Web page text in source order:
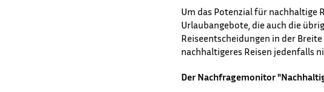
Um das Potenzial für nachhaltige
Urlaubangebote, die auch die
Reiseentscheidungen in der
nachhaltigeres Reisen jedenfalls
Der Nachfragemonitor